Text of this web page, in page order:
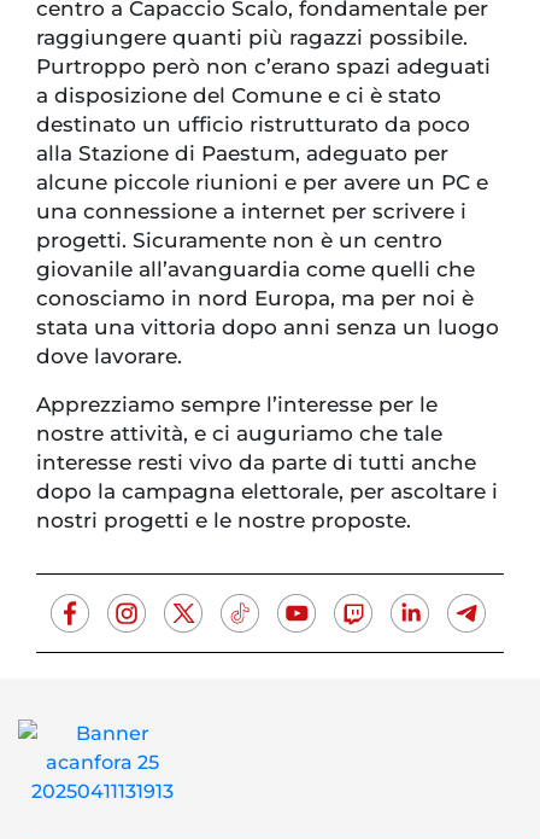
centro a Capaccio Scalo, fondamentale per
raggiungere quanti più ragazzi possibile.
Purtroppo però non c’erano spazi adeguati
a disposizione del Comune e ci è stato
destinato un ufficio ristrutturato da poco
alla Stazione di Paestum, adeguato per
alcune piccole riunioni e per avere un PC e
una connessione a internet per scrivere i
progetti. Sicuramente non è un centro
giovanile all’avanguardia come quelli che
conosciamo in nord Europa, ma per noi è
stata una vittoria dopo anni senza un luogo
dove lavorare.
Apprezziamo sempre l’interesse per le
nostre attività, e ci auguriamo che tale
interesse resti vivo da parte di tutti anche
dopo la campagna elettorale, per ascoltare i
nostri progetti e le nostre proposte.